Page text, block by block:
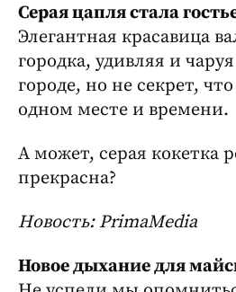
Серая цапля стала
Элегантная красавица
городка, удивляя и
городе, но не секрет,
одном месте и времени.
А может, серая кокетка
прекрасна?
Новость: PrimaMedia
Новое дыхание для